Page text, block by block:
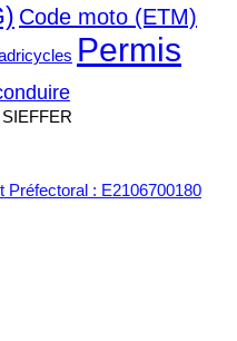
Code moto (ETM)
Permis
Préfectoral : E2106700180